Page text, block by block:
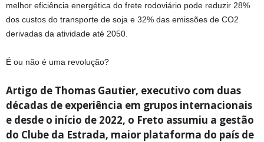
melhor eficiência energética do frete rodoviário pode reduzir 28%
dos custos do transporte de soja e 32% das emissões de CO2
derivadas da atividade até 2050.
É ou não é uma revolução?
Artigo de Thomas Gautier, executivo com duas
décadas de experiência em grupos internacionais
e desde o início de 2022, o Freto assumiu a gestão
do Clube da Estrada, maior plataforma do país de